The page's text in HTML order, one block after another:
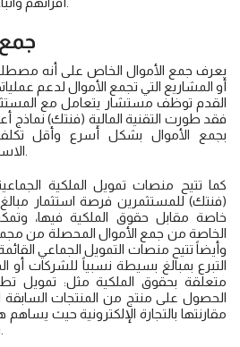
-
يعرف جمع الأموال الخاص على أنه
أو المشاريع التي تجمع الأموال لدعم
القدم توظف مستشار يتعامل مع
فقد طورت التقنية المالية (فنتك)
بجمع الأموال بشكل أسرع وأقل
كما تتيح منصات تمويل الملكية
(فنتك) للمستثمرين فرصة استثمار
خاصة مقابل حقوق الملكية فيها،
الخاصة من جمع الأموال المحصلة من
وأيضاً تتيح منصات التمويل الجماعي
التبرع بمبالغ بسيطة نسبياً للشركات أو
متعلقة بحقوق الملكية مثل: تمويل
الحصول على منتج من المنتجات السابقة
مقارنتها بالتجارة الإلكترونية حيث